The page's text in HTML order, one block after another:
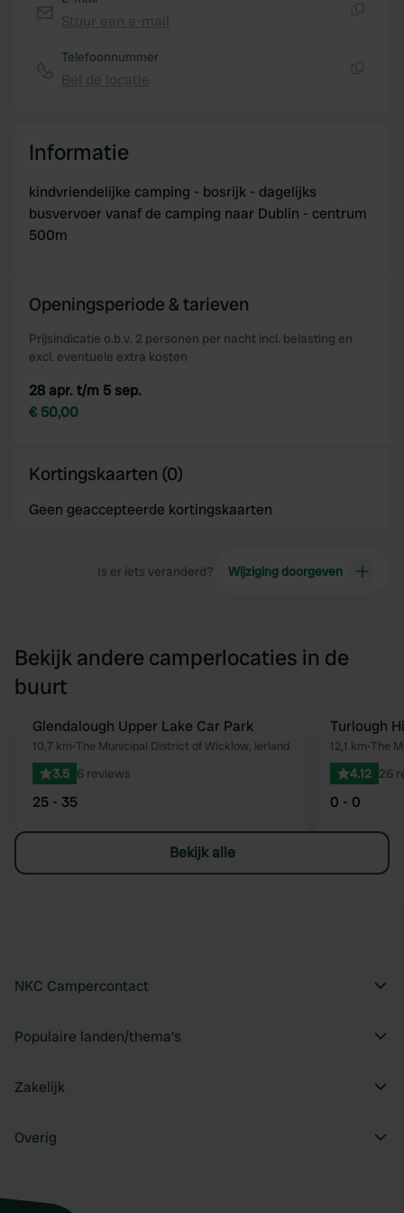
Telefoonnummer
Informatie
kindvriendelijke camping - bosrijk - dagelijks
busvervoer vanaf de camping naar Dublin - centrum
500m
Openingsperiode & tarieven
Prijsindicatie o.b.v. 2 personen per nacht incl. belasting en
excl. eventuele extra kosten
28 apr. t/m 5 sep.
€ 50,00
Kortingskaarten (0)
Geen geaccepteerde kortingskaarten
Is er iets veranderd? Wijziging doorgeven
Bekijk andere camperlocaties in de
buurt
Favoriet
Glendalough Upper Lake Car Park
10,7 km•The Municipal District of Wicklow, Ierland
3.5 6 reviews
25 - 35
Turlough
12,1 km•The
4.12 26
0 - 0
Bekijk alle
NKC Campercontact
Populaire landen/thema's
Zakelijk
Overig